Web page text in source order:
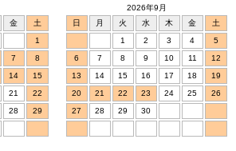
金
土
1
7
8
14
15
21
22
28
29
2026年9月
日
月 火 水 木 金
土
1
2 3 4
5
6
7 8 9 10 11
12
13
14 15 16 17 18
19
20
21 22 23 24 25
26
27
28 29 30